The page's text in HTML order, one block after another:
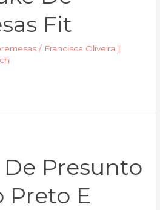
Fit
/ Francisca Oliveira |
Presunto
Preto E